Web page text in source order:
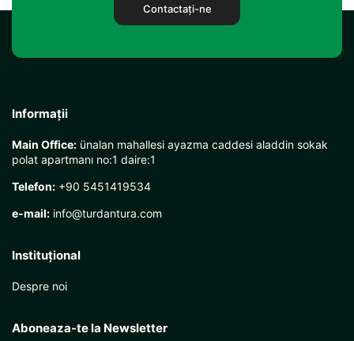
Contactaţi-ne
Informații
Main Office: ünalan mahallesi ayazma caddesi aladdin sokak
polat apartmanı no:1 daire:1
Telefon: +90 5451419534
e-mail: info@turdantura.com
Instituţional
Despre noi
Aboneaza-te la Newsletter